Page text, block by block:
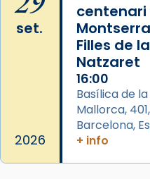
duració aproximada
processó
del temple amb les
Des de 1985 hi
diablesses amb
gran a Mataró.
«Si vols saber què
Santes a Mataró»🥵.
set.
2026
centenari
Filles de
Natzaret
16:00
Basílica de
Mallorca,
Barcelona,
+ info